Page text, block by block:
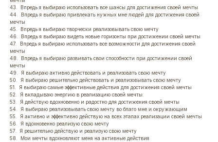
43. Впредь я выбираю использовать все шансы для достижения своей мечты
44. Впредь я выбираю привлекать нужных мне людей для достижения своей
мечты
45. Впредь я выбираю творчески реализовывать свою мечту
46. Впредь я выбираю видеть новые горизонты при достижении своей мечты
47. Впредь я выбираю использовать все возможности для достижения своей
мечты
48. Впредь я выбираю развивать свои способности при достижении своей
мечты
49. Я выбираю активно действовать и реализовать свою мечту
50. Я выбираю решительно действовать и реализовывать свою мечту
51. Я выбираю самые эффективные действия для достижения своей мечты
52. Я вкладываю энергию в реализацию своей мечты
53. Я действую вдохновенно и радостно для достижения своей мечты
54. Я выбираю реализовывать свою мечту во благо мне и окружающим
55. Я активно и эффективно действую на всех этапах реализации своей мечты
56. Я вдохновенно реализую свою мечту
57. Я решительно действую и реализую свою мечту
58. Мои мечты вдохновляют меня на активные действия